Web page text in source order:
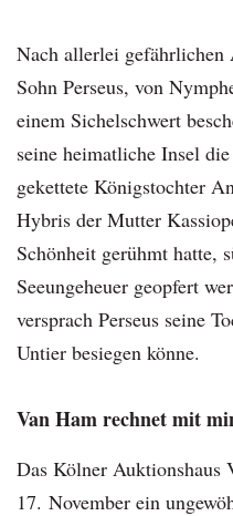
Nach allerlei gefährlichen
Sohn Perseus, von
einem Sichelschwert
seine heimatliche Insel
gekettete Königstochter
Hybris der Mutter
Schönheit gerühmt hatte,
Seeungeheuer geopfert
versprach Perseus seine
Untier besiegen könne.
Van Ham rechnet mit
Das Kölner Auktionshaus
17. November ein